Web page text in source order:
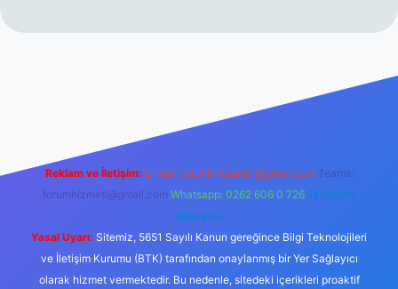
Reklam ve İletişim: E-mail: backlinkpaneli@gmail.com Teams:
forumhizmeti@gmail.com Whatsapp: 0262 606 0 726 Telegram:
@karabul
Yasal Uyarı: Sitemiz, 5651 Sayılı Kanun gereğince Bilgi Teknolojileri
ve İletişim Kurumu (BTK) tarafından onaylanmış bir Yer Sağlayıcı
olarak hizmet vermektedir. Bu nedenle, sitedeki içerikleri proaktif